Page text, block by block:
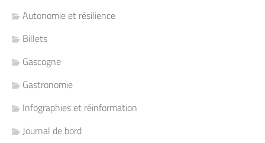
Autonomie et résilience
Billets
Gascogne
Gastronomie
Infographies et réinformation
Journal de bord